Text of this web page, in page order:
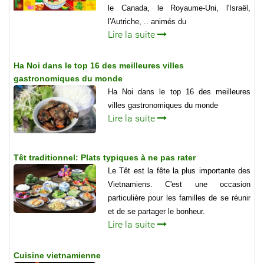
le Canada, le Royaume-Uni, l'Israël,
l'Autriche, .. animés du
Lire la suite
Ha Noi dans le top 16 des meilleures villes
gastronomiques du monde
Ha Noi dans le top 16 des meilleures
villes gastronomiques du monde
Lire la suite
Têt traditionnel: Plats typiques à ne pas rater
Le Têt est la fête la plus importante des
Vietnamiens. C'est une occasion
particulière pour les familles de se réunir
et de se partager le bonheur.
Lire la suite
Cuisine vietnamienne